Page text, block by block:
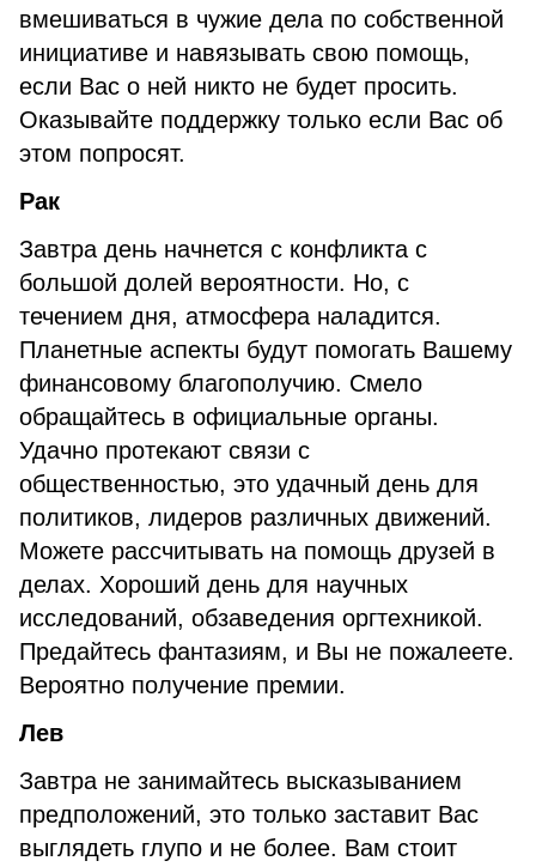
вмешиваться в чужие дела по собственной
инициативе и навязывать свою помощь,
если Вас о ней никто не будет просить.
Оказывайте поддержку только если Вас об
этом попросят.
Рак
Завтра день начнется с конфликта с
большой долей вероятности. Но, с
течением дня, атмосфера наладится.
Планетные аспекты будут помогать Вашему
финансовому благополучию. Смело
обращайтесь в официальные органы.
Удачно протекают связи с
общественностью, это удачный день для
политиков, лидеров различных движений.
Можете рассчитывать на помощь друзей в
делах. Хороший день для научных
исследований, обзаведения оргтехникой.
Предайтесь фантазиям, и Вы не пожалеете.
Вероятно получение премии.
Лев
Завтра не занимайтесь высказыванием
предположений, это только заставит Вас
выглядеть глупо и не более. Вам стоит